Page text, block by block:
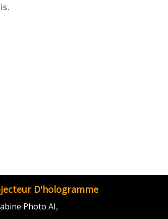
D'hologramme
Photo AI,